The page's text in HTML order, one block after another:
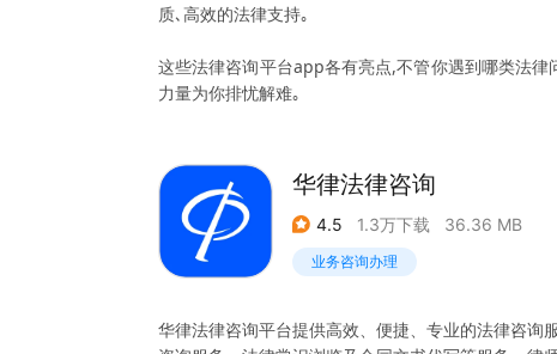
质､高效的法律支持｡
这些法律咨询平台app各有亮点,不管你遇到哪类法
力量为你排忧解难｡
华律法律咨询
4.5 1.3万下载 36.36 MB
业务咨询办理
华律法律咨询平台提供高效、便捷、专业的法律咨